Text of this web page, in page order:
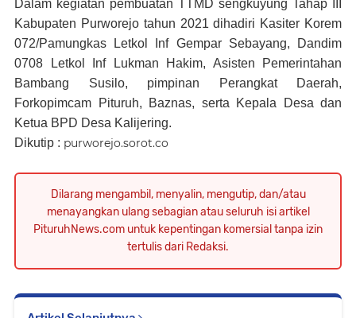
Dalam kegiatan pembuatan TTMD sengkuyung Tahap III
Kabupaten Purworejo tahun 2021 dihadiri Kasiter Korem
072/Pamungkas Letkol Inf Gempar Sebayang, Dandim
0708 Letkol Inf Lukman Hakim, Asisten Pemerintahan
Bambang Susilo, pimpinan Perangkat Daerah,
Forkopimcam Pituruh, Baznas, serta Kepala Desa dan
Ketua BPD Desa Kalijering.
Dikutip : purworejo.sorot.co
Dilarang mengambil, menyalin, mengutip, dan/atau
menayangkan ulang sebagian atau seluruh isi artikel
PituruhNews.com untuk kepentingan komersial tanpa izin
tertulis dari Redaksi.